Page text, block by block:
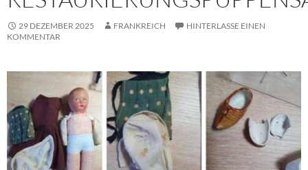
29 DEZEMBER 2025 FRANKREICH
HINTERLASSE EINEN
KOMMENTAR